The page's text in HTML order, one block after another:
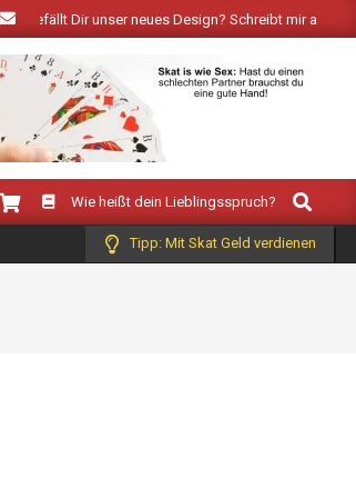
gefällt Dir unser neues Design? Schreibt mir auf
Wie heißt dein Lieblingsspruch?
Search
Tipp: Mit Skat Geld verdienen